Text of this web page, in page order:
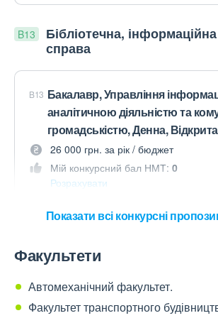
B13
Бібліотечна,
справа
B13 Бакалавр, Управління
аналітичною діяльністю та
громадськістю, Денна, Відкрита
26 000 грн. за рік / бюджет
Мій конкурсний бал НМТ: 0
Розрахувати
Показати всі конкурсні
Факультети
Автомеханічний факультет.
Факультет транспортного